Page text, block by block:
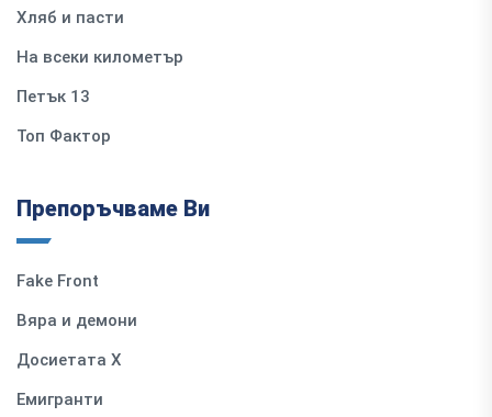
Хляб и пасти
На всеки километър
Петък 13
Топ Фактор
Препоръчваме Ви
Fake Front
Вяра и демони
Досиетата Х
Емигранти